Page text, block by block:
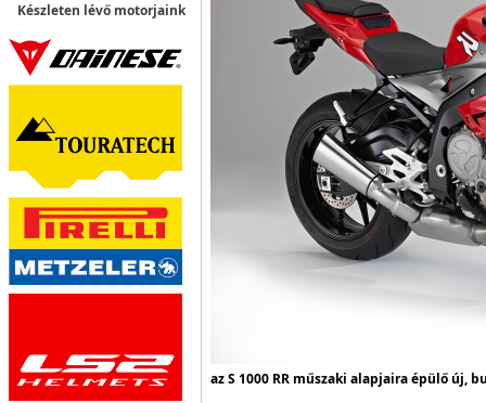
Készleten lévő motorjaink
az S 1000 RR műszaki alapjaira épülő